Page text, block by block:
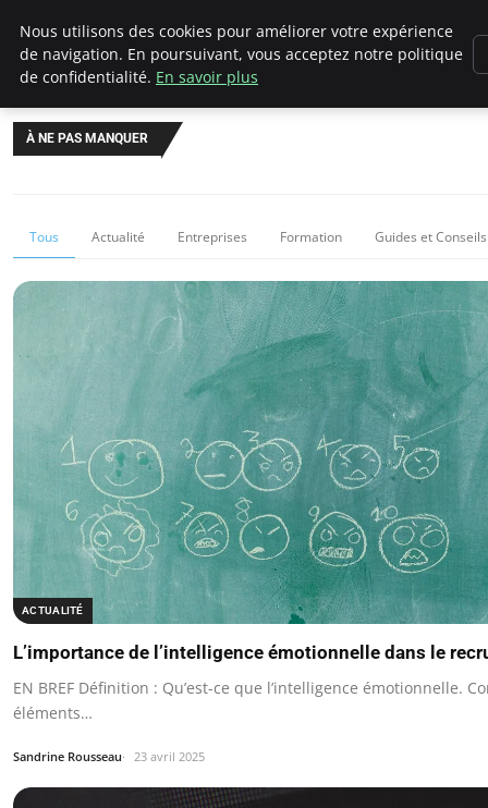
Chasseur De Tête
À NE PAS MANQUER
Tous Actualité Entreprises Formation Guides et Conseils
ACTUALITÉ
L’importance de l’intelligence émotionnelle dans le
EN BREF Définition : Qu’est-ce que l’intelligence émotionnelle.
éléments…
Sandrine Rousseau 23 avril 2025
Nous utilisons des cookies pour améliorer votre expérience
de navigation. En poursuivant, vous acceptez notre politique
de confidentialité. En savoir plus